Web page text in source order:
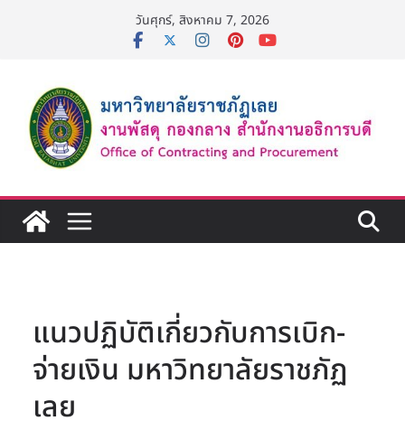
วันศุกร์, สิงหาคม 7, 2026
แนวปฏิบัติเกี่ยวกับการเบิก-
จ่ายเงิน มหาวิทยาลัยราชภัฏ
เลย